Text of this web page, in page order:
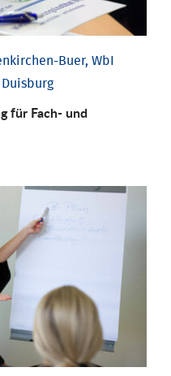
Buer, WbI
Duisburg
für Fach-­ und